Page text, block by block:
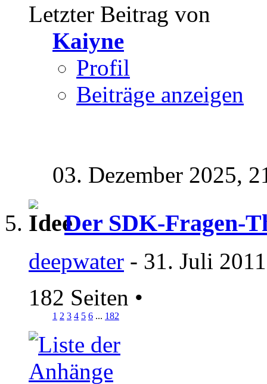
Letzter Beitrag von
Kaiyne
Profil
Beiträge anzeigen
03. Dezember 2025,
Der SDK-Fragen-
deepwater - 31. Juli
182 Seiten •
1 2 3 4 5 6 ... 182